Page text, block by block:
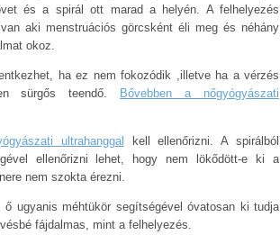
és a spirál ott marad a helyén. A felhelyezés
aki menstruációs görcsként éli meg és néhány
okoz.
ha ez nem fokozódik ,illetve ha a vérzés
sürgős teendő.
Bővebben a nőgyógyászati
ultrahanggal
kell ellenőrizni. A spirálból
ellenőrizni lehet, hogy nem lökődött-e ki a
nem szokta érezni.
ugyanis méhtükör segítségével óvatosan ki tudja
fájdalmas, mint a felhelyezés.